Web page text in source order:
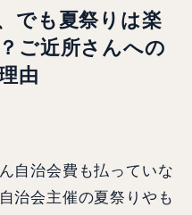
でも夏祭りは楽
ご近所さんへの
由
自治会費も払っていな
治会主催の夏祭りやも